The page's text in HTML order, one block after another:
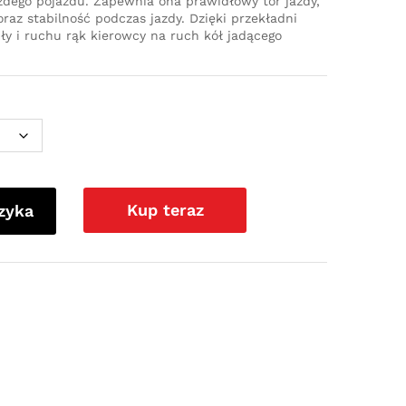
stabilność podczas jazdy. Dzięki przekładni
i ruchu rąk kierowcy na ruch kół jadącego
Kup teraz